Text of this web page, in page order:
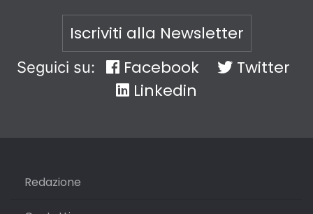
Iscriviti alla Newsletter
Seguici su: Facebook
Twitter
Linkedin
Redazione